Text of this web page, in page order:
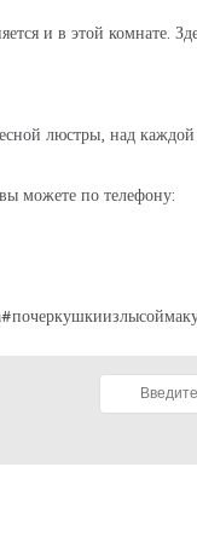
и в этой комнате.
люстры, над
можете по телефону: